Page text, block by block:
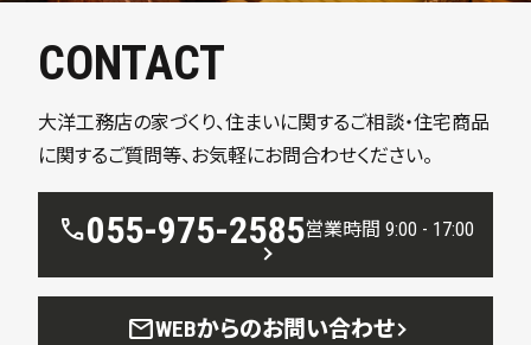
CONTACT
大洋工務店の家づくり、住まいに関するご相談・住宅商品
に関するご質問等、お気軽にお問合わせください。
call055-975-2585営業時間 9:00 - 17:00
mailWEBからのお問い合わせ